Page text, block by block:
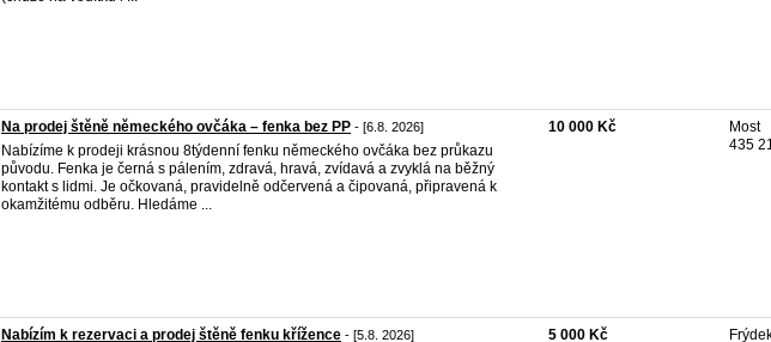
Na prodej štěně německého ovčáka – fenka bez PP - [6.8. 2026]
Nabízíme k prodeji krásnou 8týdenní fenku německého ovčáka bez průkazu
původu. Fenka je černá s pálením, zdravá, hravá, zvídavá a zvyklá na běžný
kontakt s lidmi. Je očkovaná, pravidelně odčervená a čipovaná, připravená k
okamžitému odběru. Hledáme ...
10 000 Kč
Most
435
Nabízím k rezervaci a prodej štěně fenku křížence - [5.8. 2026] 5 000 Kč